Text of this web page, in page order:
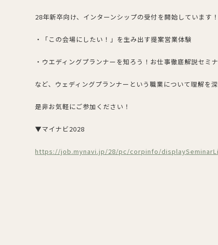
28年新卒向け、インターンシップの受付を開始しています
・「この会場にしたい！」を生み出す提案営業体験
・ウエディングプランナーを知ろう！お仕事徹底解説セミ
など、ウェディングプランナーという職業について理解を
是非お気軽にご参加ください！
▼マイナビ2028
https://job.mynavi.jp/28/pc/corpinfo/